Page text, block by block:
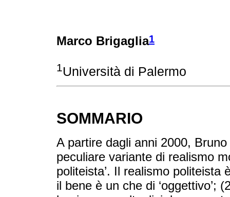
Marco Brigaglia1
1Università di Palermo
SOMMARIO
A partire dagli anni 2000,
peculiare variante di realismo
politeista’. Il realismo
il bene è un che di ‘oggettivo’;